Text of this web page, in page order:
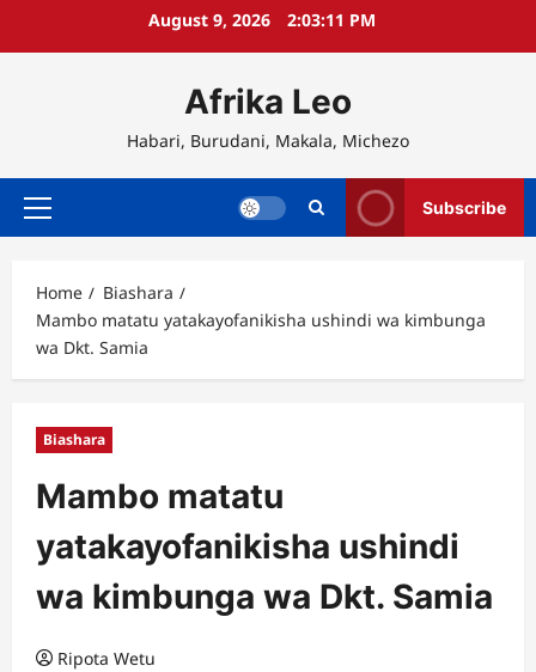
August 9, 2026 2:03:12 PM
Afrika Leo
Habari, Burudani, Makala, Michezo
Primary
Subscribe
Home
Biashara
Mambo matatu yatakayofanikisha ushindi wa kimbunga
wa Dkt. Samia
Biashara
Mambo matatu
yatakayofanikisha ushindi
wa kimbunga wa Dkt. Samia
Ripota Wetu